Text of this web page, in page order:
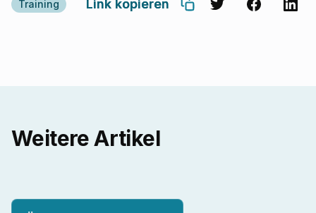
Training Link kopieren
Weitere Artikel